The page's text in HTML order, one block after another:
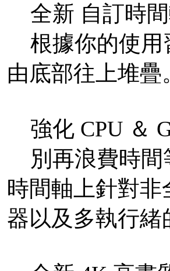
全新 自訂時
根據你的使用
由底部往上堆疊
強化 CPU ＆
別再浪費時間
時間軸上針對
器以及多執行